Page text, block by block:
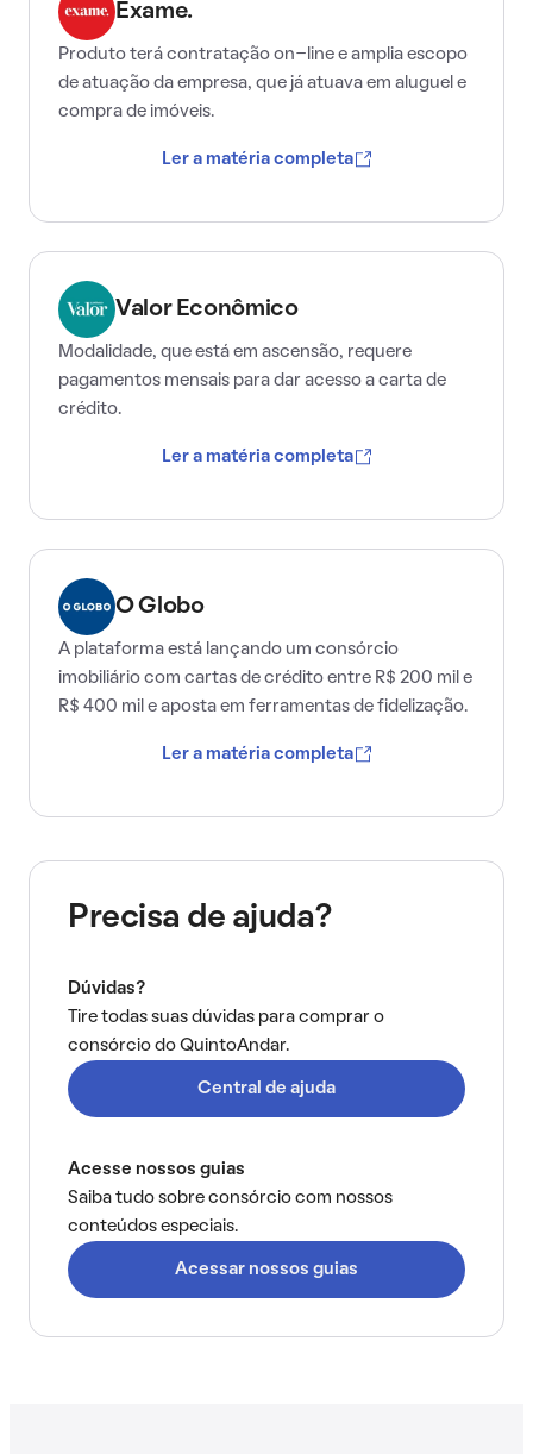
Exame.
Produto terá contratação on-line e amplia escopo
de atuação da empresa, que já atuava em aluguel e
compra de imóveis.
Ler a matéria completa
Valor Econômico
Modalidade, que está em ascensão, requere
pagamentos mensais para dar acesso a carta de
crédito.
Ler a matéria completa
O Globo
A plataforma está lançando um consórcio
imobiliário com cartas de crédito entre R$ 200 mil e
R$ 400 mil e aposta em ferramentas de fidelização.
Ler a matéria completa
Precisa de ajuda?
Dúvidas?
Tire todas suas dúvidas para comprar o
consórcio do QuintoAndar.
Central de ajuda
Acesse nossos guias
Saiba tudo sobre consórcio com nossos
conteúdos especiais.
Acessar nossos guias